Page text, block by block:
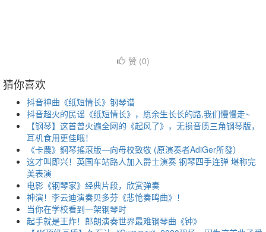
赞 (0)
猜你喜欢
抖音神曲《纸短情长》钢琴谱
抖音超火的民谣《纸短情长》，愿余生长长的路,我们慢慢走~
【钢琴】这首曾火遍全网的《起风了》，无损音质三角钢琴版，
耳机食用更佳哦！
《卡農》鋼琴搖滾版—向母校致敬 (原演奏者AdiGer所發）
这才叫即兴！英国车站路人加入爵士演奏 钢琴四手连弹 堪称完
美表演
电影《钢琴家》经典片段，欣赏弹奏
神演！李云迪演奏贝多芬《悲怆奏鸣曲》！
当你在学校看到一架钢琴时
起手就是王炸！郎朗演奏世界最难钢琴曲《钟》